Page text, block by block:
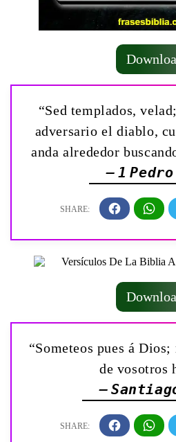
“Sed templados,
adversario el diablo,
anda alrededor
— 1
“Someteos pues á
de vosotros
—